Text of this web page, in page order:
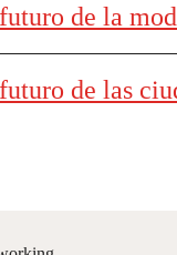
de la
de las